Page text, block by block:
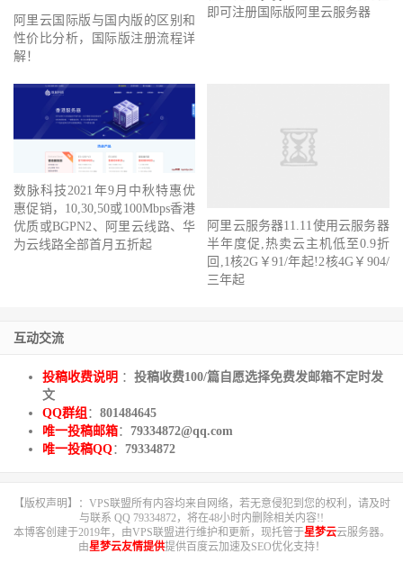
阿里云国际版与国内版的区别和
性价比分析，国际版注册流程详
解！
即可注册国际版阿里云服务器
数脉科技2021年9月中秋特惠优
惠促销，10,30,50或100Mbps香港
优质或BGPN2、阿里云线路、华
为云线路全部首月五折起
阿里云服务器11.11使用云服务器
半年度促,热卖云主机低至0.9折
回,1核2G￥91/年起!2核4G￥904/
三年起
互动交流
投稿收费说明 ： 投稿收费100/篇自愿选择免费发邮箱不定时发
文
QQ群组 ： 801484645
唯一投稿邮箱： 79334872@qq.com
唯一投稿QQ： 79334872
【版权声明】：VPS联盟所有内容均来自网络，若无意侵犯到您的权利，请及时
与联系 QQ 79334872，将在48小时内删除相关内容!!
本博客创建于2019年，由VPS联盟进行维护和更新，现托管于星梦云云服务器。
由星梦云友情提供提供百度云加速及SEO优化支持！